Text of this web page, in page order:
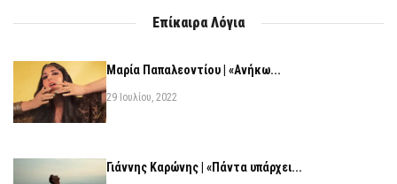
Επίκαιρα Λόγια
Μαρία Παπαλεοντίου | «Ανήκω...
29 Ιουλίου, 2022
Γιάννης Καρώνης | «Πάντα υπάρχει...